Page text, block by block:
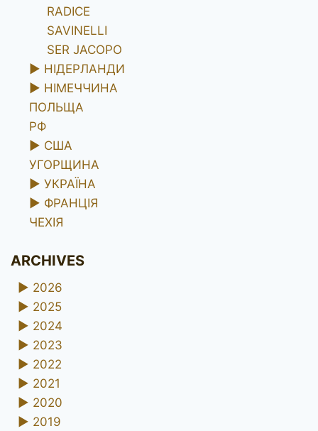
RADICE
SAVINELLI
SER JACOPO
► НІДЕРЛАНДИ
► НІМЕЧЧИНА
ПОЛЬЩА
РФ
► США
УГОРЩИНА
► УКРАЇНА
► ФРАНЦІЯ
ЧЕХІЯ
ARCHIVES
► 2026
► 2025
► 2024
► 2023
► 2022
► 2021
► 2020
► 2019